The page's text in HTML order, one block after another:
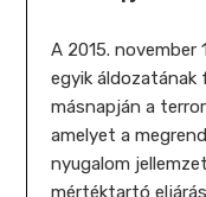
A 2015.
egyik
másnapján a
amelyet a
nyugalom
mértéktartó